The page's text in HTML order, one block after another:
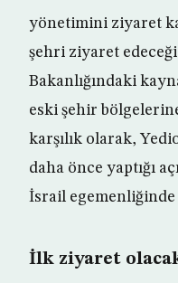
yönetimini ziyaret
şehri ziyaret
Bakanlığındaki
eski şehir
karşılık olarak,
daha önce yaptığı
İsrail egemenliğinde
İlk ziyaret